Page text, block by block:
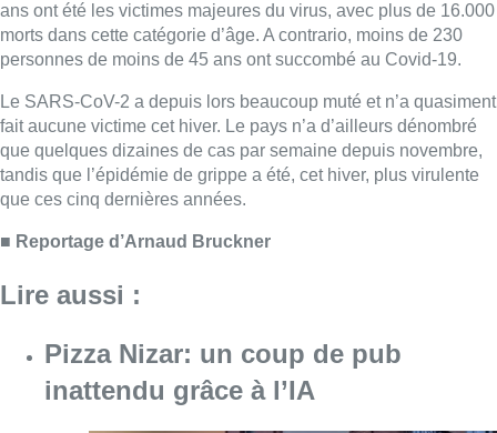
ans ont été les victimes majeures du virus, avec plus de 16.000
morts dans cette catégorie d’âge. A contrario, moins de 230
personnes de moins de 45 ans ont succombé au Covid-19.
Le SARS-CoV-2 a depuis lors beaucoup muté et n’a quasiment
fait aucune victime cet hiver. Le pays n’a d’ailleurs dénombré
que quelques dizaines de cas par semaine depuis novembre,
tandis que l’épidémie de grippe a été, cet hiver, plus virulente
que ces cinq dernières années.
■ Reportage d’Arnaud Bruckner
Lire aussi :
Pizza Nizar: un coup de pub
inattendu grâce à l’IA